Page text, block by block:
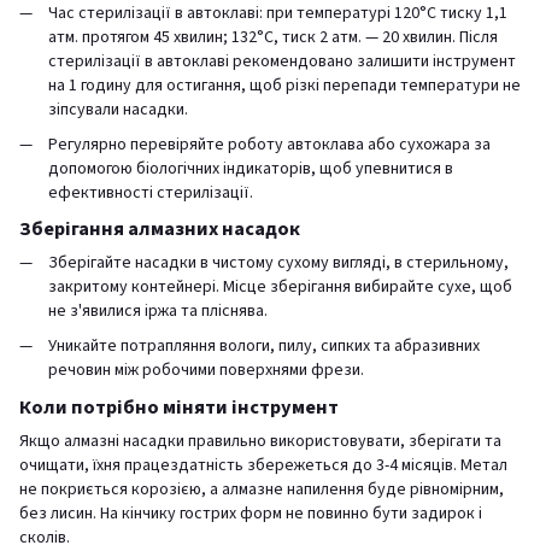
Час стерилізації в автоклаві: при температурі 120°C тиску 1,1
атм. протягом 45 хвилин; 132°C, тиск 2 атм. — 20 хвилин. Після
стерилізації в автоклаві рекомендовано залишити інструмент
на 1 годину для остигання, щоб різкі перепади температури не
зіпсували насадки.
Регулярно перевіряйте роботу автоклава або сухожара за
допомогою біологічних індикаторів, щоб упевнитися в
ефективності стерилізації.
Зберігання алмазних насадок
Зберігайте насадки в чистому сухому вигляді, в стерильному,
закритому контейнері. Місце зберігання вибирайте сухе, щоб
не з'явилися іржа та пліснява.
Уникайте потрапляння вологи, пилу, сипких та абразивних
речовин між робочими поверхнями фрези.
Коли потрібно міняти інструмент
Якщо алмазні насадки правильно використовувати, зберігати та
очищати, їхня працездатність збережеться до 3-4 місяців. Метал
не покриється корозією, а алмазне напилення буде рівномірним,
без лисин. На кінчику гострих форм не повинно бути задирок і
сколів.